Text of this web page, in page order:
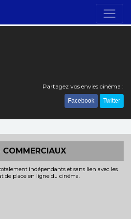
Partagez vos envies cinéma :
Facebook Twitter
COMMERCIAUX
indépendants et sans lien avec les
de place en ligne du cinéma.